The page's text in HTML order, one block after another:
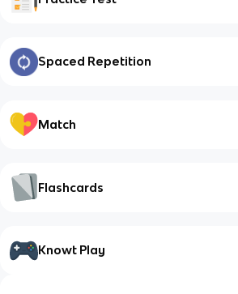
Spaced Repetition
Match
Flashcards
Knowt Play